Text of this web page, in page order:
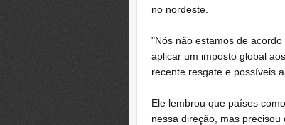
no nordeste.
"Nós não estamos de
aplicar um imposto global
recente resgate e possíveis
Ele lembrou que países
nessa direção, mas